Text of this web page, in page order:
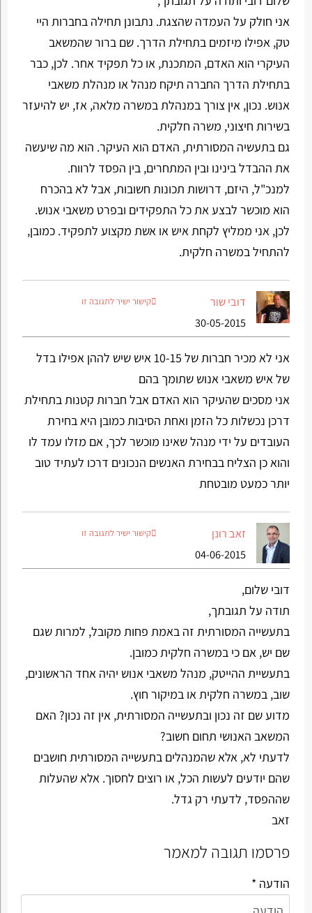
אני חולק על העמדה שהצגת. נתבונן תחילה בחברות היי
טק, אפילו מיזמים בתחילת הדרך. שם ברור שהמשאב
העיקרי הוא האדם, המתכנת, או כל תפקיד אחר. לכן, כבר
בתחילת הדרך החברה תיקח מנהל או מנהלת משאבי
אנוש. נכון, אין צורך במנהלת במשרה מלאה, אז, יש להיעזר
בשירות חיצוני, משרה חלקית.
גם בתעשיה המסורתית, האדם הוא העיקר. הוא מה שיעשה
את ההבדל בינינו ובין המתחרים, בין הפסד לרווח.
למנכ"ל, היזם, דרושות תכונות חשובות, אבל לא בהכרח
הוא מוכשר לבצע את כל התפקידים ובפרט משאבי אנוש.
לכן, אני ממליץ לקחת איש או אשת מקצוע לתפקיד. כמובן,
להתחיל במשרה חלקית.
דובי שור
30-05-2015
קישור ישיר לתגובה זו
אני לא מכיר חברות של 10-15 איש שיש לההן אפילו בדל
של איש משאבי אנוש שתומך בהם
אני מסכים שהעיקר הוא האדם אבל חברות קטנות בתחילת
דרכן נכשלות כל הזמן ואחת הסיבות כמובן היא בחירת
העובדים על ידי מנהל שאינו מוכשר לכך, אם מזלו עמד לו
והוא כן הצליח בבחירת האנשים הנכונים דרכו לעתיד טוב
יותר כמעט מובטחת
זאב רונן
04-06-2015
קישור ישיר לתגובה זו
דובי שלום,
תודה על תגובתך,
בתעשייה המסורתית זה באמת פחות מקובל, למרות שגם
שם יש, אם כי במשרה חלקית כמובן.
בתעשיית ההייטק, מנהל משאבי אנוש יהיה אחד הראשונים,
שוב, במשרה חלקית או במיקור חוץ.
מדוע שם זה נכון ובתעשייה המסורתית, אין זה נכון? האם
המשאב האנושי תחום חשוב?
לדעתי לא, אלא שהמנהלים בתעשייה המסורתית חושבים
שהם יודעים לעשות הכל, או רוצים לחסוך. אלא שהעלות
שההפסד, לדעתי רק גדל.
זאב
פרסמו תגובה למאמר
הודעה *